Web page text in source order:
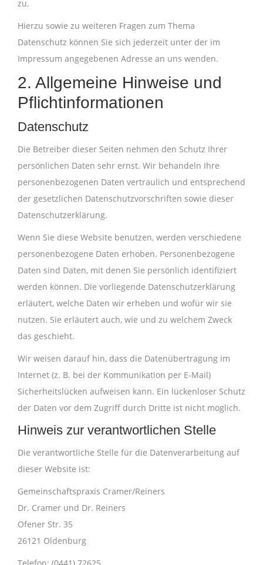
zu.
Hierzu sowie zu weiteren Fragen zum Thema
Datenschutz können Sie sich jederzeit unter der im
Impressum angegebenen Adresse an uns wenden.
2. Allgemeine Hinweise und
Pflicht­informationen
Datenschutz
Die Betreiber dieser Seiten nehmen den Schutz Ihrer
persönlichen Daten sehr ernst. Wir behandeln Ihre
personenbezogenen Daten vertraulich und entsprechend
der gesetzlichen Datenschutzvorschriften sowie dieser
Datenschutzerklärung.
Wenn Sie diese Website benutzen, werden verschiedene
personenbezogene Daten erhoben. Personenbezogene
Daten sind Daten, mit denen Sie persönlich identifiziert
werden können. Die vorliegende Datenschutzerklärung
erläutert, welche Daten wir erheben und wofür wir sie
nutzen. Sie erläutert auch, wie und zu welchem Zweck
das geschieht.
Wir weisen darauf hin, dass die Datenübertragung im
Internet (z. B. bei der Kommunikation per E-Mail)
Sicherheitslücken aufweisen kann. Ein lückenloser Schutz
der Daten vor dem Zugriff durch Dritte ist nicht möglich.
Hinweis zur verantwortlichen Stelle
Die verantwortliche Stelle für die Datenverarbeitung auf
dieser Website ist:
Gemeinschaftspraxis Cramer/Reiners
Dr. Cramer und Dr. Reiners
Ofener Str. 35
26121 Oldenburg